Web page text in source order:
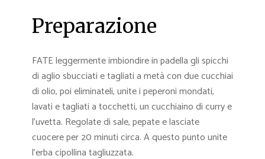
Preparazione
FATE leggermente imbiondire in padella gli spicchi
di aglio sbucciati e tagliati a metà con due cucchiai
di olio, poi eliminateli, unite i peperoni mondati,
lavati e tagliati a tocchetti, un cucchiaino di curry e
l’uvetta. Regolate di sale, pepate e lasciate
cuocere per 20 minuti circa. A questo punto unite
l’erba cipollina tagliuzzata.